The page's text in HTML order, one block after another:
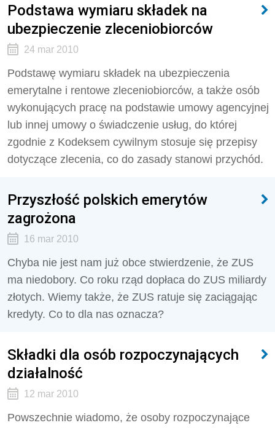
Podstawa wymiaru składek na
ubezpieczenie zleceniobiorców
24 mar 2010
Podstawę wymiaru składek na ubezpieczenia
emerytalne i rentowe zleceniobiorców, a także osób
wykonujących pracę na podstawie umowy agencyjnej
lub innej umowy o świadczenie usług, do której
zgodnie z Kodeksem cywilnym stosuje się przepisy
dotyczące zlecenia, co do zasady stanowi przychód.
Przyszłość polskich emerytów
zagrożona
16 mar 2010
Chyba nie jest nam już obce stwierdzenie, że ZUS
ma niedobory. Co roku rząd dopłaca do ZUS miliardy
złotych. Wiemy także, że ZUS ratuje się zaciągając
kredyty. Co to dla nas oznacza?
Składki dla osób rozpoczynających
działalność
12 mar 2010
Powszechnie wiadomo, że osoby rozpoczynające